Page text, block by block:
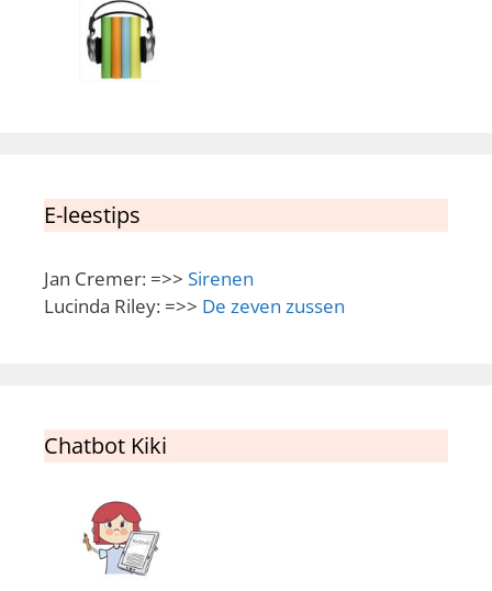
E-leestips
Jan Cremer: =>> Sirenen
Lucinda Riley: =>> De zeven zussen
Chatbot Kiki